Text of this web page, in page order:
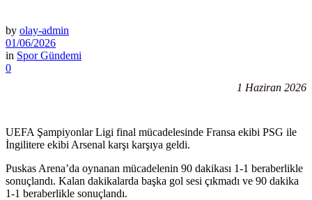
by olay-admin
01/06/2026
in Spor Gündemi
0
1 Haziran 2026
UEFA Şampiyonlar Ligi final mücadelesinde Fransa ekibi PSG ile
İngilitere ekibi Arsenal karşı karşıya geldi.
Puskas Arena’da oynanan mücadelenin 90 dakikası 1-1 beraberlikle
sonuçlandı. Kalan dakikalarda başka gol sesi çıkmadı ve 90 dakika
1-1 beraberlikle sonuçlandı.